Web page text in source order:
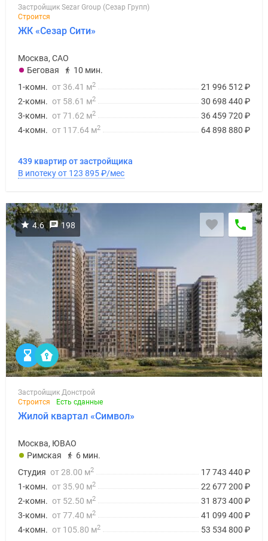
поселки
Коттеджные
поселки
ипотеку
Бизнес-
центры
Скидки
Макс
Застройщик Sezar Group (Сезар Групп)
Строится
ЖК «Сезар Сити»
Москва, САО
Беговая
10 мин.
21 996 512 ₽
1-комн. от 36.41 м2
30 698 440 ₽
2-комн. от 58.61 м2
36 459 720 ₽
3-комн. от 71.62 м2
64 898 880 ₽
4-комн. от 117.64 м2
439 квартир от застройщика
В ипотеку от 123 895₽/мес
4.6 198
Застройщик Донстрой
Строится
Есть сданные
Жилой квартал «Символ»
Москва, ЮВАО
Римская
6 мин.
17 743 440 ₽
Студия от 28.00 м2
22 677 200 ₽
1-комн. от 35.90 м2
31 873 400 ₽
2-комн. от 52.50 м2
41 099 400 ₽
3-комн. от 77.40 м2
53 534 800 ₽
4-комн. от 105.80 м2